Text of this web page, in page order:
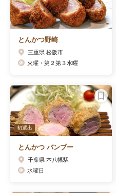
とんかつ野崎
三重県 松阪市
火曜・第２第３水曜
初選出
とんかつ バンブー
千葉県 本八幡駅
水曜日